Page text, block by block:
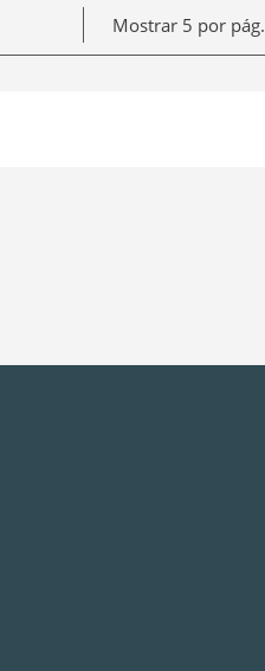
Mostrar 5 por pág.